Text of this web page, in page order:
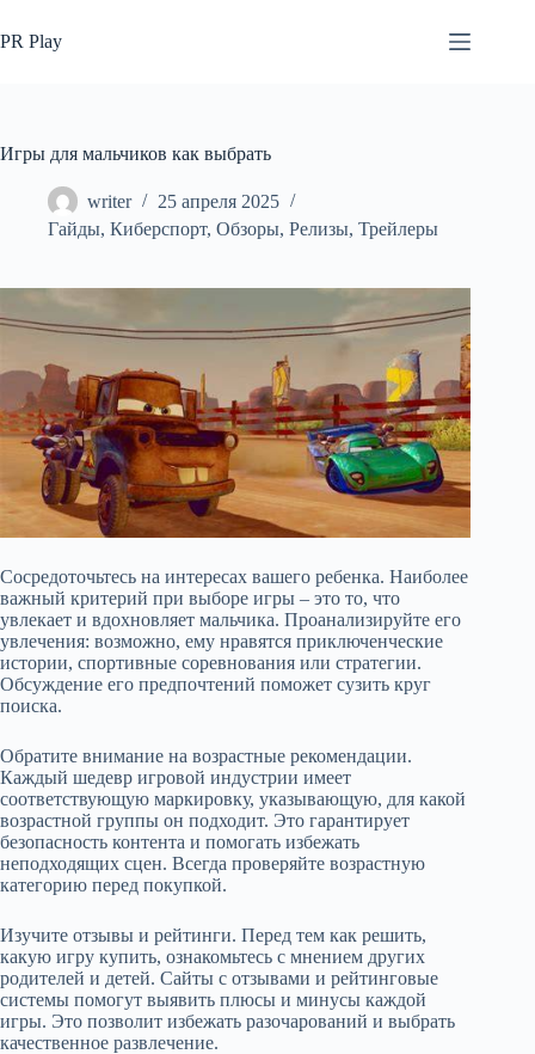
к
сути
PR Play
Игры для мальчиков как выбрать
writer
25 апреля 2025
Гайды, Киберспорт, Обзоры, Релизы, Трейлеры
Сосредоточьтесь на интересах вашего ребенка. Наиболее
важный критерий при выборе игры – это то, что
увлекает и вдохновляет мальчика. Проанализируйте его
увлечения: возможно, ему нравятся приключенческие
истории, спортивные соревнования или стратегии.
Обсуждение его предпочтений поможет сузить круг
поиска.
Обратите внимание на возрастные рекомендации.
Каждый шедевр игровой индустрии имеет
соответствующую маркировку, указывающую, для какой
возрастной группы он подходит. Это гарантирует
безопасность контента и помогать избежать
неподходящих сцен. Всегда проверяйте возрастную
категорию перед покупкой.
Изучите отзывы и рейтинги. Перед тем как решить,
какую игру купить, ознакомьтесь с мнением других
родителей и детей. Сайты с отзывами и рейтинговые
системы помогут выявить плюсы и минусы каждой
игры. Это позволит избежать разочарований и выбрать
качественное развлечение.